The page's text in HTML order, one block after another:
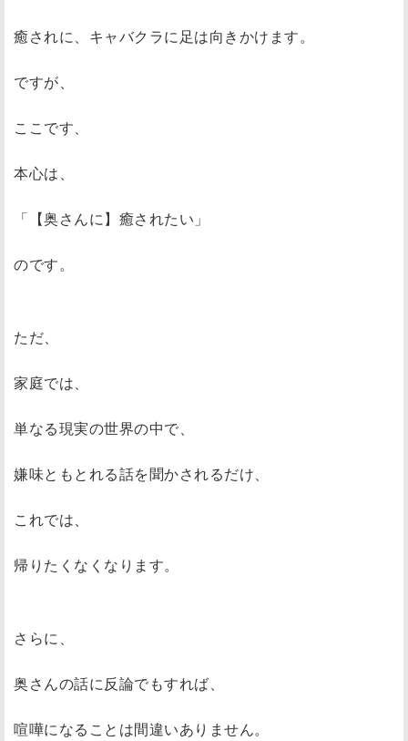
癒されに、キャバクラに足は向きかけます。
ですが、
ここです、
本心は、
「【奥さんに】癒されたい」
のです。
ただ、
家庭では、
単なる現実の世界の中で、
嫌味ともとれる話を聞かされるだけ、
これでは、
帰りたくなくなります。
さらに、
奥さんの話に反論でもすれば、
喧嘩になることは間違いありません。